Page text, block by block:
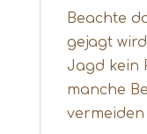
Beachte
gejagt
Jagd kein
manche
vermeiden